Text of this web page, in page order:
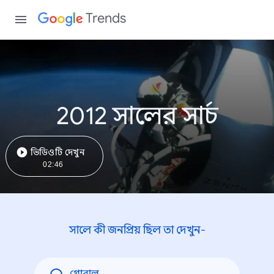
Trends
2012 সালের সার্চ
ভিডিওটি দেখুন
02:46
সালে কী জনপ্রিয় ছিল তা দেখুন-